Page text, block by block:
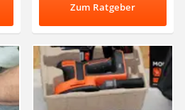
Zum Ratgeber